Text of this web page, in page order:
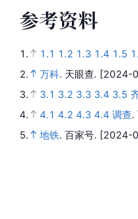
参考资料
1. 1.1 1.2 1.3 1.4 1.5
2.
万科. 天眼查. [2024-
3.
3.1 3.2 3.3 3.4 3.5
4.
4.1 4.2 4.3 4.4 调查.
5.
地铁. 百家号. [2024-